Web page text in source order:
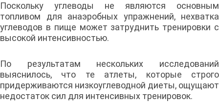
Поскольку углеводы не являются основным
топливом для анаэробных упражнений, нехватка
углеводов в пище может затруднить тренировки с
высокой интенсивностью.
По результатам нескольких исследований
выяснилось, что те атлеты, которые строго
придерживаются низкоуглеводной диеты, ощущают
недостаток сил для интенсивных тренировок.